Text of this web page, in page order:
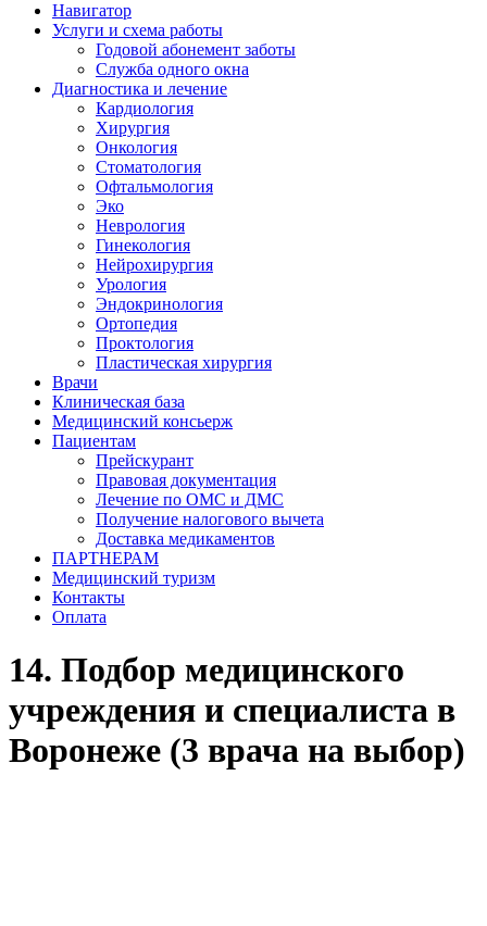
Навигатор
Услуги и схема работы
Годовой абонемент заботы
Служба одного окна
Диагностика и лечение
Кардиология
Хирургия
Онкология
Стоматология
Офтальмология
Эко
Неврология
Гинекология
Нейрохирургия
Урология
Эндокринология
Ортопедия
Проктология
Пластическая хирургия
Врачи
Клиническая база
Медицинский консьерж
Пациентам
Прейскурант
Правовая документация
Лечение по ОМС и ДМС
Получение налогового вычета
Доставка медикаментов
ПАРТНЕРАМ
Медицинский туризм
Контакты
Оплата
14. Подбор медицинского
учреждения и специалиста в
Воронеже (3 врача на выбор)